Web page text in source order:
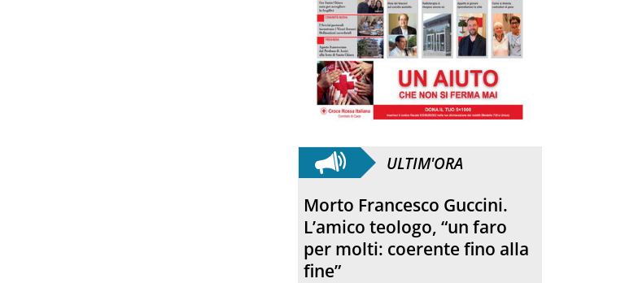
ULTIM'ORA
Morto Francesco Guccini.
L’amico teologo, “un faro
per molti: coerente fino alla
fine”